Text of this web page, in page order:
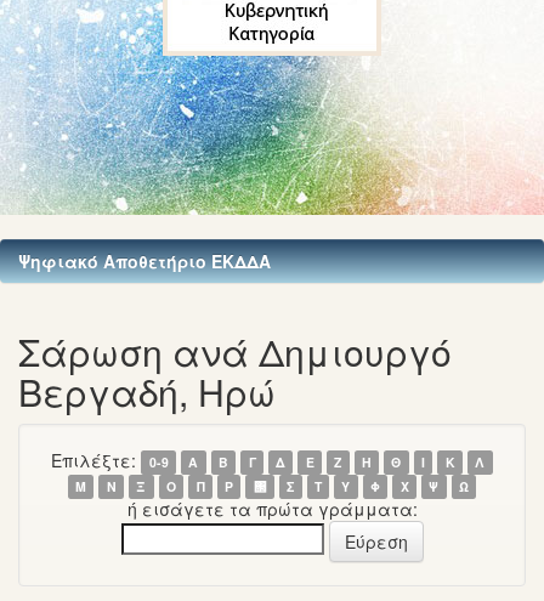
Ψηφιακό Αποθετήριο ΕΚΔΔΑ
Σάρωση ανά Δημιουργό
Βεργαδή, Ηρώ
Επιλέξτε: 0-9 Α Β Γ Δ Ε Ζ Η Θ Ι Κ
Λ
Μ
Ν Ξ Ο Π Ρ ΢ Σ Τ Υ Φ Χ Ψ Ω
ή εισάγετε τα πρώτα γράμματα: